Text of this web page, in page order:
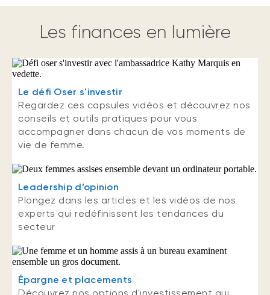
Les finances en lumière
Le défi Oser s'investir
Regardez ces capsules vidéos et découvrez nos
conseils et outils pratiques pour vous
accompagner dans chacun de vos moments de
vie de femme.
Leadership d’opinion
Plongez dans les articles et les vidéos de nos
experts qui redéfinissent les tendances du
secteur
Épargne et placements